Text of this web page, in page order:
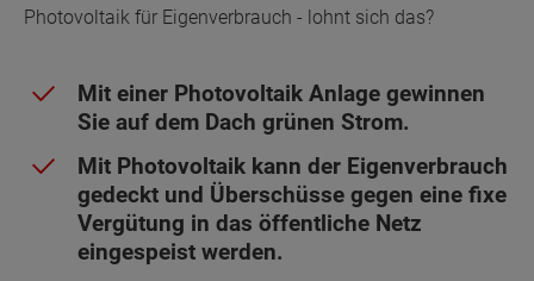
Photovoltaik für Eigenverbrauch - lohnt sich das?
Mit einer Photovoltaik Anlage gewinnen
Sie auf dem Dach grünen Strom.
Mit Photovoltaik kann der Eigenverbrauch
gedeckt und Überschüsse gegen eine fixe
Vergütung in das öffentliche Netz
eingespeist werden.